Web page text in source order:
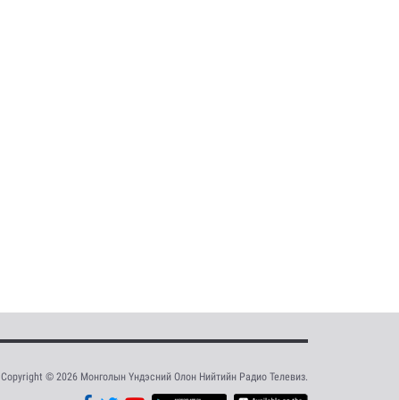
Copyright © 2026 Монголын Үндэсний Олон Нийтийн Радио Телевиз.